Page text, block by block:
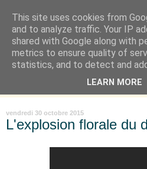
Là où je suis
"Les temps sont durs pour les
j'ai le cœur à l'affût et j'ouvre mon
vous-même, tous les autres sont
vendredi 30 octobre 2015
L'explosion florale du
This site uses cookies from
and to analyze traffic. Your IP
shared with Google along with
metrics to ensure quality of
statistics, and to detect and
LEARN MORE